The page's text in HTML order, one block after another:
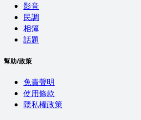
影音
民調
相簿
話題
幫助/政策
免責聲明
使用條款
隱私權政策